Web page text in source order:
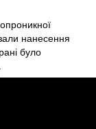
нанесення
було